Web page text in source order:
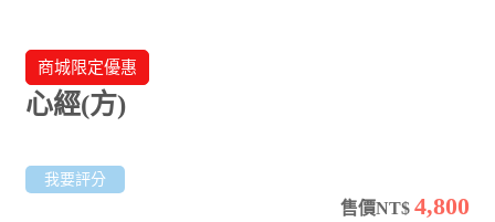
商城限定優惠
心經(方)
我要評分
售價NT$ 4,800